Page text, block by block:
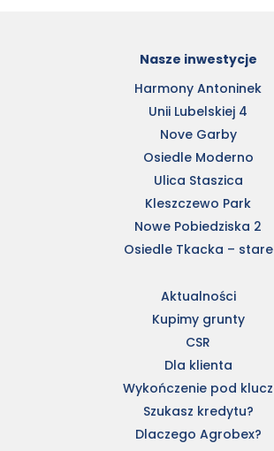
Nasze inwestycje
Harmony Antoninek
Unii Lubelskiej 4
Nove Garby
Osiedle Moderno
Ulica Staszica
Kleszczewo Park
Nowe Pobiedziska 2
Osiedle Tkacka – stare
Aktualności
Kupimy grunty
CSR
Dla klienta
Wykończenie pod klucz
Szukasz kredytu?
Dlaczego Agrobex?